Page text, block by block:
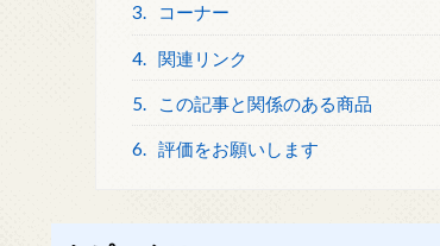
3. コーナー
4. 関連リンク
5. この記事と関係のある商品
6. 評価をお願いします